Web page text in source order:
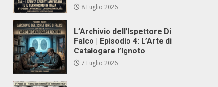
8 Luglio 2026
L’Archivio dell’Ispettore Di
Falco | Episodio 4: L’Arte di
Catalogare l’Ignoto
7 Luglio 2026